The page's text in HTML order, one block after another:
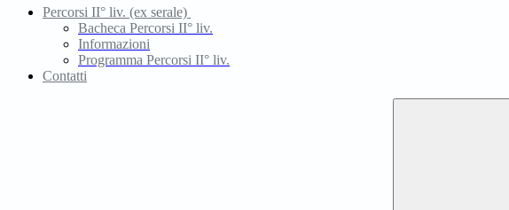
Percorsi II° liv. (ex serale)
Bacheca Percorsi II° liv.
Informazioni
Programma Percorsi II° liv.
Contatti